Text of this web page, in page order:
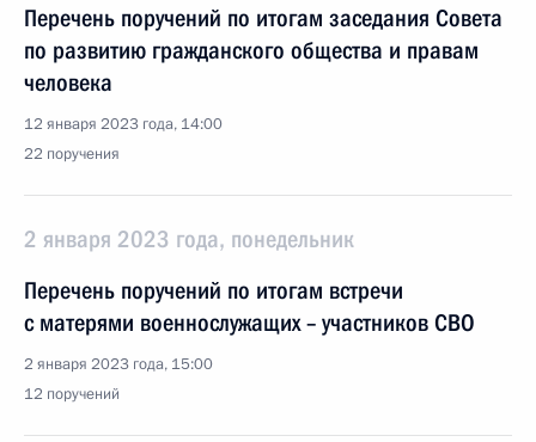
Перечень поручений по итогам заседания Совета
по развитию гражданского общества и правам
человека
12 января 2023 года, 14:00
22 поручения
2 января 2023 года, понедельник
Перечень поручений по итогам встречи
с матерями военнослужащих – участников СВО
2 января 2023 года, 15:00
12 поручений